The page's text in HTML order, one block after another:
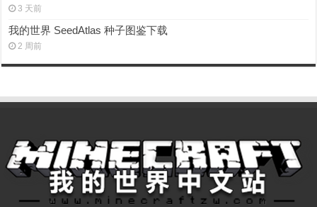
3 天前
我的世界 SeedAtlas 种子图鉴下载
2 周前